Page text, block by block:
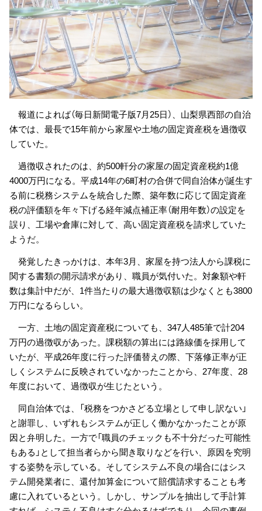
報道によれば（毎日新聞電子版7月25日）、山梨県西部の自治
体では、最長で15年前から家屋や土地の固定資産税を過徴収
していた。
過徴収されたのは、約500軒分の家屋の固定資産税約1億
4000万円になる。平成14年の6町村の合併で同自治体が誕生す
る前に税務システムを統合した際、築年数に応じて固定資産
税の評価額を年々下げる経年減点補正率（耐用年数）の設定を
誤り、工場や倉庫に対して、高い固定資産税を請求していた
ようだ。
発覚したきっかけは、本年3月、家屋を持つ法人から課税に
関する書類の開示請求があり、職員が気付いた。対象額や軒
数は集計中だが、1件当たりの最大過徴収額は少なくとも3800
万円になるらしい。
一方、土地の固定資産税についても、347人485筆で計204
万円の過徴収があった。課税額の算出には路線価を採用して
いたが、平成26年度に行った評価替えの際、下落修正率が正
しくシステムに反映されていなかったことから、27年度、28
年度において、過徴収が生じたという。
同自治体では、「税務をつかさどる立場として申し訳ない」
と謝罪し、いずれもシステムが正しく働かなかったことが原
因と弁明した。一方で「職員のチェックも不十分だった可能性
もある」として担当者らから聞き取りなどを行い、原因を究明
する姿勢を示している。そしてシステム不良の場合にはシス
テム開発業者に、還付加算金について賠償請求することも考
慮に入れているという。しかし、サンプルを抽出して手計算